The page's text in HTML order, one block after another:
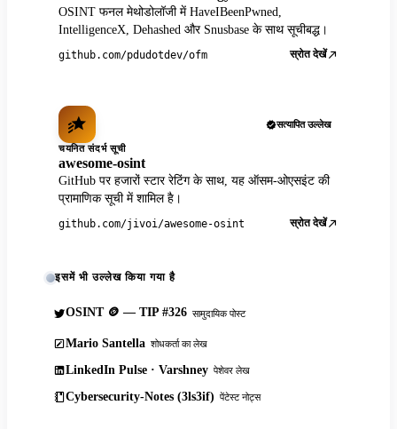
OSINT फनल मेथोडोलॉजी में HaveIBeenPwned,
IntelligenceX, Dehashed और Snusbase के साथ सूचीबद्ध।
github.com/pdudotdev/ofm स्रोत देखें
सत्यापित उल्लेख
चयनित संदर्भ सूची
awesome-osint
GitHub पर हजारों स्टार रेटिंग के साथ, यह ऑसम-ओएसइंट की
प्रामाणिक सूची में शामिल है।
github.com/jivoi/awesome-osint स्रोत देखें
इसमें भी उल्लेख किया गया है
OSINT 🪙 — TIP #326 सामुदायिक पोस्ट
Mario Santella शोधकर्ता का लेख
LinkedIn Pulse · Varshney पेशेवर लेख
Cybersecurity-Notes (3ls3if) पेंटेस्ट नोट्स